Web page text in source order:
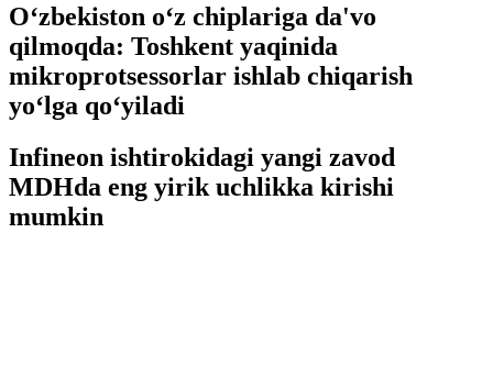
Oʻzbekiston oʻz chiplariga da'vo
qilmoqda: Toshkent yaqinida
mikroprotsessorlar ishlab chiqarish
yoʻlga qoʻyiladi
Infineon ishtirokidagi yangi zavod
MDHda eng yirik uchlikka kirishi
mumkin